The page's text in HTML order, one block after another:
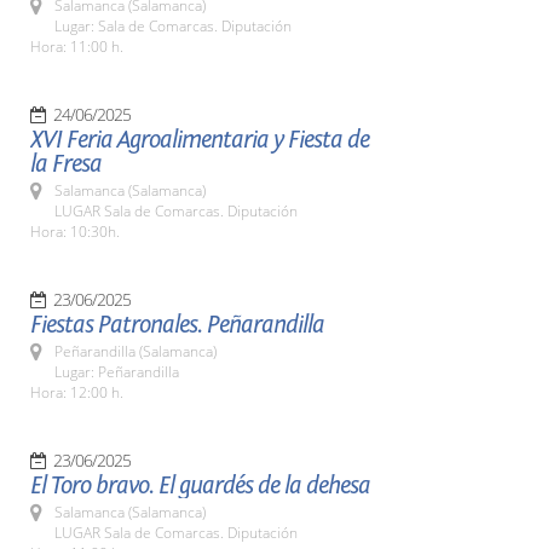
Salamanca (Salamanca)
Lugar: Sala de Comarcas. Diputación
Hora: 11:00 h.
24/06/2025
XVI Feria Agroalimentaria y Fiesta de
la Fresa
Salamanca (Salamanca)
LUGAR Sala de Comarcas. Diputación
Hora: 10:30h.
23/06/2025
Fiestas Patronales. Peñarandilla
Peñarandilla (Salamanca)
Lugar: Peñarandilla
Hora: 12:00 h.
23/06/2025
El Toro bravo. El guardés de la dehesa
Salamanca (Salamanca)
LUGAR Sala de Comarcas. Diputación